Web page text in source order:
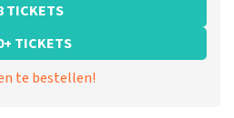
TICKETS
TICKETS
te bestellen!